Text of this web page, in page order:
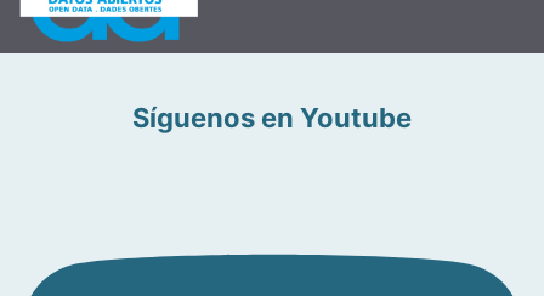
Síguenos en Youtube